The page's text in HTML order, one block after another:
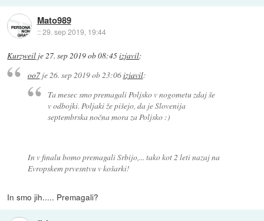
Mato989
::29. sep 2019, 19:44
Kurzweil je 27. sep 2019 ob 08:45izjavil:
oo7je26. sep 2019 ob 23:06izjavil:
Ta mesec smo premagali Poljsko v nogometu zdaj še
v odbojki. Poljaki že pišejo, da je Slovenija
septembrska nočna mora za Poljsko :)
In v finalu bomo premagali Srbijo,... tako kot 2 leti nazaj na
Evropskem prvesntvu v košarki!
In smo jih..... Premagali?